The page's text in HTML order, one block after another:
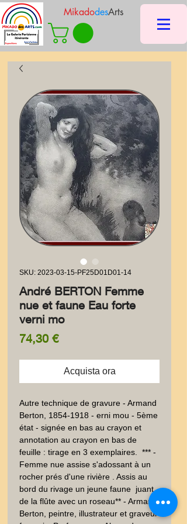
MikadodesArts
SKU: 2023-03-15-PF25D01D01-14
André BERTON Femme
nue et faune Eau forte
verni mo
74,30 €Prezzo
Acquista ora
Autre technique de gravure - Armand
Berton, 1854-1918 - erni mou - 5ème
état - signée en bas au crayon et
annotation au crayon en bas de
feuille : tirage en 3 exemplaires.  *** -
Femme nue assise s'adossant à un
rocher prés d'une rivière . Assis au
bord du rivage un jeune faune  juant
de la flûte avec un roseau** - Armand
Berton, peintre, illustrateur et graveur